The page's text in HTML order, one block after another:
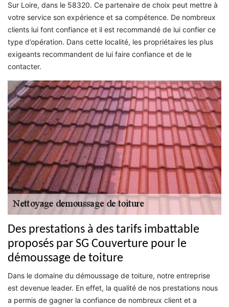
Sur Loire, dans le 58320. Ce partenaire de choix peut mettre à
votre service son expérience et sa compétence. De nombreux
clients lui font confiance et il est recommandé de lui confier ce
type d’opération. Dans cette localité, les propriétaires les plus
exigeants recommandent de lui faire confiance et de le
contacter.
Des prestations à des tarifs imbattable
proposés par SG Couverture pour le
démoussage de toiture
Dans le domaine du démoussage de toiture, notre entreprise
est devenue leader. En effet, la qualité de nos prestations nous
a permis de gagner la confiance de nombreux client et a